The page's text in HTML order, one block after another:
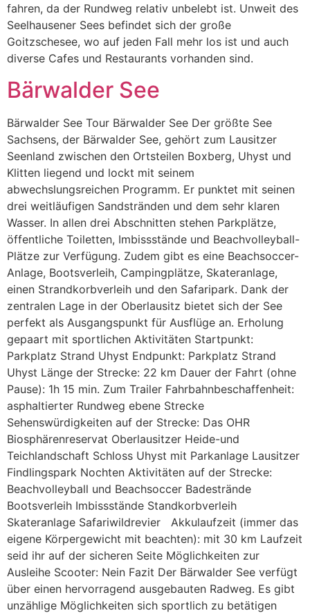
fahren, da der Rundweg relativ unbelebt ist. Unweit des
Seelhausener Sees befindet sich der große
Goitzschesee, wo auf jeden Fall mehr los ist und auch
diverse Cafes und Restaurants vorhanden sind.
Bärwalder See
Bärwalder See Tour Bärwalder See Der größte See
Sachsens, der Bärwalder See, gehört zum Lausitzer
Seenland zwischen den Ortsteilen Boxberg, Uhyst und
Klitten liegend und lockt mit seinem
abwechslungsreichen Programm. Er punktet mit seinen
drei weitläufigen Sandstränden und dem sehr klaren
Wasser. In allen drei Abschnitten stehen Parkplätze,
öffentliche Toiletten, Imbissstände und Beachvolleyball-
Plätze zur Verfügung. Zudem gibt es eine Beachsoccer-
Anlage, Bootsverleih, Campingplätze, Skateranlage,
einen Strandkorbverleih und den Safaripark. Dank der
zentralen Lage in der Oberlausitz bietet sich der See
perfekt als Ausgangspunkt für Ausflüge an. Erholung
gepaart mit sportlichen Aktivitäten Startpunkt:
Parkplatz Strand Uhyst Endpunkt: Parkplatz Strand
Uhyst Länge der Strecke: 22 km Dauer der Fahrt (ohne
Pause): 1h 15 min. Zum Trailer Fahrbahnbeschaffenheit:
asphaltierter Rundweg ebene Strecke
Sehenswürdigkeiten auf der Strecke: Das OHR
Biosphärenreservat Oberlausitzer Heide-und
Teichlandschaft Schloss Uhyst mit Parkanlage Lausitzer
Findlingspark Nochten Aktivitäten auf der Strecke:
Beachvolleyball und Beachsoccer Badestrände
Bootsverleih Imbissstände Standkorbverleih
Skateranlage Safariwildrevier Akkulaufzeit (immer das
eigene Körpergewicht mit beachten): mit 30 km Laufzeit
seid ihr auf der sicheren Seite Möglichkeiten zur
Ausleihe Scooter: Nein Fazit Der Bärwalder See verfügt
über einen hervorragend ausgebauten Radweg. Es gibt
unzählige Möglichkeiten sich sportlich zu betätigen